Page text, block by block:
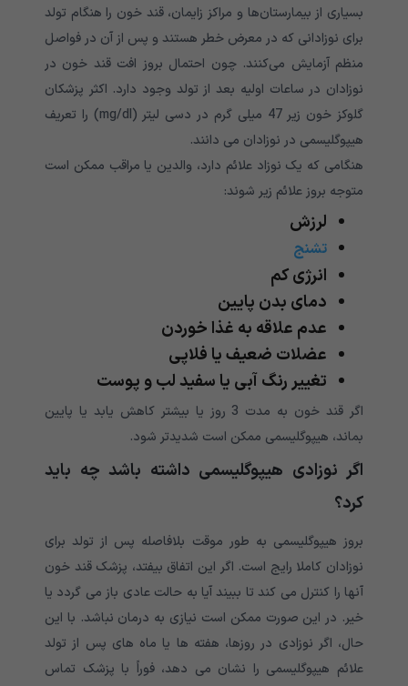
بسیاری از بیمارستان‌ها و مراکز زایمان، قند خون را هنگام تولد
برای نوزادانی که در معرض خطر هستند و پس از آن در فواصل
منظم آزمایش می‌کنند. چون احتمال بروز افت قند خون در
نوزادان در ساعات اولیه بعد از تولد وجود دارد. اکثر پزشکان
گلوکز خون زیر 47 میلی گرم در دسی لیتر (mg/dl) را تعریف
هیپوگلیسمی در نوزادان می دانند.
هنگامی که یک نوزاد علائم دارد، والدین یا مراقب ممکن است
متوجه بروز علائم زیر شوند:
لرزش
تشنج
انرژی کم
دمای بدن پایین
عدم علاقه به غذا خوردن
عضلات ضعیف یا فلاپی
تغییر رنگ آبی یا سفید لب و پوست
اگر قند خون به مدت 3 روز یا بیشتر کاهش یابد یا پایین
بماند، هیپوگلیسمی ممکن است شدیدتر شود.
اگر نوزادی هیپوگلیسمی داشته باشد چه باید
کرد؟
بروز هیپوگلیسمی به طور موقت بلافاصله پس از تولد برای
نوزادان کاملا رایج است. اگر این اتفاق بیفتد، پزشک قند خون
آنها را کنترل می کند تا ببیند آیا به حالت عادی باز می گردد یا
خیر. در این صورت ممکن است نیازی به درمان نباشد. با این
حال، اگر نوزادی در روزها، هفته ها یا ماه های پس از تولد
علائم هیپوگلیسمی را نشان می دهد، فوراً با پزشک تماس